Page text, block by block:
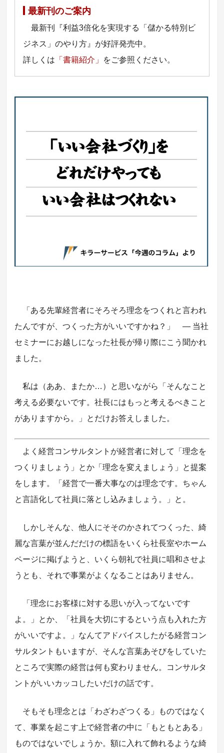
最新刊のご案内
最新刊『利益3倍化を実現する「儲かる特別ビ
ジネス」のやり方』が好評発売中。
詳しくは 「書籍紹介」 をご参照ください。
「ある先輩経営者にそろそろ理念をつくれと言われ
たんですが、つくった方がいいですかね？」 ― 当社
セミナーにお越しになった社長が帰り際にこう聞かれ
ました。
私は（ああ、またか…）と思いながら「そんなこと
考える必要ないです。社長にはもっと考えるべきこと
がありますから。」とだけお答えしました。
よく経営コンサルタントが経営者に対して「理念を
つくりましょう」とか「理念を変えましょう」と提案
をします。「経営で一番大事なのは理念です。ちゃん
と言語化して社員に落とし込みましょう。」と。
しかしそんな、他人にそそのかされてつくった、綺
麗な言葉が並んだだけの標語をいくら社長室やホーム
ページに掲げようと、いくら朝礼で社員に唱和させよ
うとも、それで事業がよくなることはありません。
「理念にお客様に対する思いが入ってないです
よ。」とか、「社員を大切にするという点も入れた方
がいいですよ。」なんてアドバイスしたがる経営コン
サルタントもいますが、そんな言葉あそびをしていた
ところで実際の経営は何も変わりません。コンサルタ
ントがいいカッコしたいだけの話です。
そもそも理念とは「わざわざつくる」ものではなく
て、事業を起こす上で経営者の中に「もともとある」
ものではないでしょうか。額に入れて飾れるような綺